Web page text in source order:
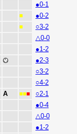
●0-1
■
●0-2
■
○3-2
△0-0
●1-2
●2-3
○3-2
○4-2
A ■■■
○2-1
●0-4
△0-0
●1-2